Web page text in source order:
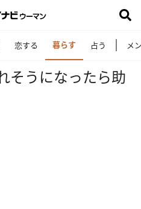
恋する 暮らす 占う メ
そうになったら助